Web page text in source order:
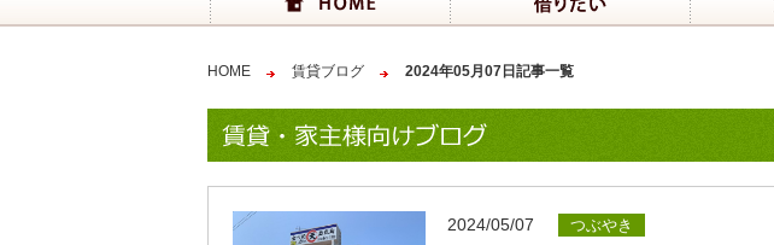
HOME 賃貸ブログ 2024年05月07日記事一覧
2024/05/07 つぶやき